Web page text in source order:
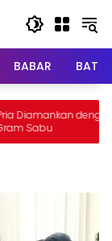
BABAR
Bukti 9,45